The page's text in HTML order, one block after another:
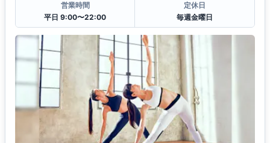
営業時間
平日 9:00〜22:00
定休日
毎週金曜日